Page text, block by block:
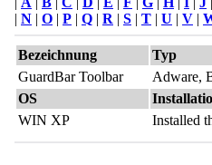
| N | O | P | Q | R | S | T | U | V |
Bezeichnung
Typ
GuardBar Toolbar
Adware,
OS
WIN XP
Installed